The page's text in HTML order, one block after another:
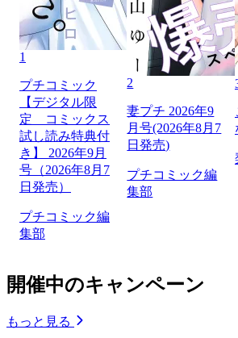
1
プチコミック
【デジタル限
定 コミックス
試し読み特典付
き】 2026年9月
号（2026年8月7
日発売）
プチコミック編
集部
2
妻プチ 2026年9
月号(2026年8月7
日発売)
プチコミック編
集部
開催中のキャンペーン
もっと見る